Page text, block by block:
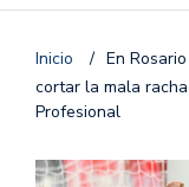
Inicio / En
cortar la mala
Profesional